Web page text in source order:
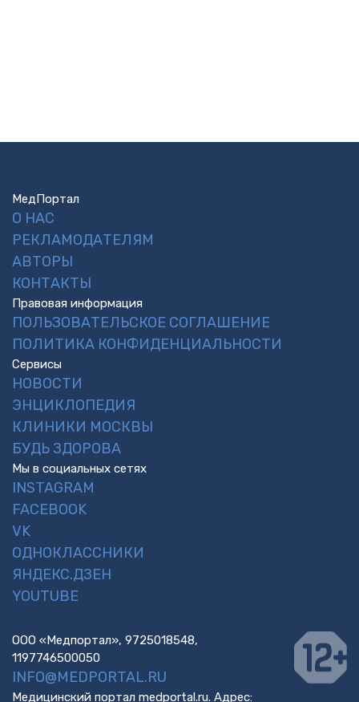
МедПортал
О НАС
РЕКЛАМОДАТЕЛЯМ
АВТОРЫ
КОНТАКТЫ
Правовая информация
ПОЛЬЗОВАТЕЛЬСКОЕ СОГЛАШЕНИЕ
ПОЛИТИКА КОНФИДЕНЦИАЛЬНОСТИ
Сервисы
НОВОСТИ
ЭНЦИКЛОПЕДИЯ
КЛИНИКИ МОСКВЫ
БУДЬ ЗДОРОВА
Мы в социальных сетях
INSTAGRAM
FACEBOOK
VK
ОДНОКЛАССНИКИ
ЯНДЕКС.ДЗЕН
YOUTUBE
ООО «Медпортал», 9725018548,
1197746500050
INFO@MEDPORTAL.RU
Медицинский портал medportal.ru. Адрес: